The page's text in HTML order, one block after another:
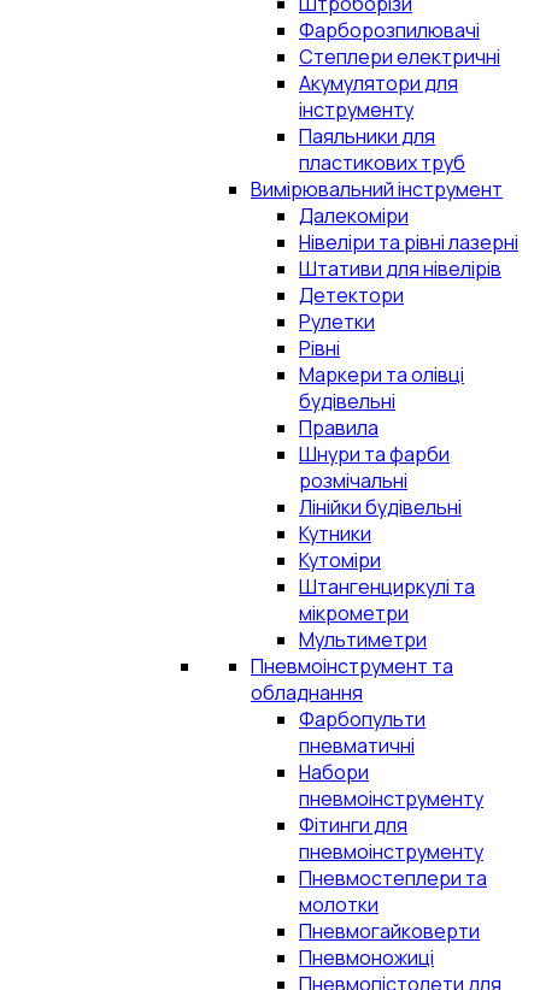
Фарборозпилювачі
Степлери електричні
Акумулятори для
інструменту
Паяльники для
пластикових труб
Вимірювальний інструмент
Далекоміри
Нівеліри та рівні лазерні
Штативи для нівелірів
Детектори
Рулетки
Рівні
Маркери та олівці
будівельні
Правила
Шнури та фарби
розмічальні
Лінійки будівельні
Кутники
Кутоміри
Штангенциркулі та
мікрометри
Мультиметри
Пневмоінструмент та
обладнання
Фарбопульти
пневматичні
Набори
пневмоінструменту
Фітинги для
пневмоінструменту
Пневмостеплери та
молотки
Пневмогайковерти
Пневмоножиці
Пневмопістолети для